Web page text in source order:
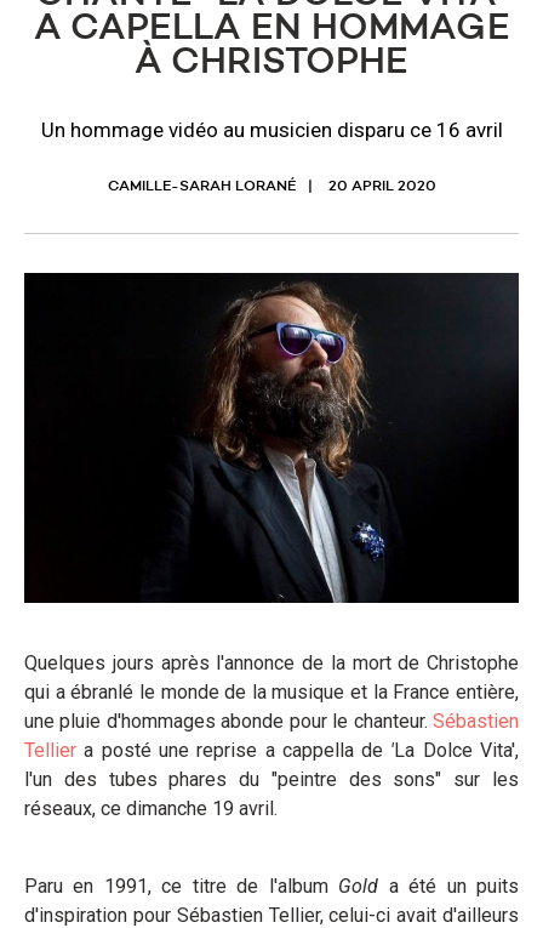
A CAPELLA EN HOMMAGE
À CHRISTOPHE
Un hommage vidéo au musicien disparu ce 16 avril
CAMILLE-SARAH LORANÉ 20 APRIL 2020
Quelques jours après l'annonce de la mort de Christophe
qui a ébranlé le monde de la musique et la France entière,
une pluie d'hommages abonde pour le chanteur. Sébastien
Tellier a posté une reprise a cappella de 'La Dolce Vita',
l'un des tubes phares du "peintre des sons" sur les
réseaux, ce dimanche 19 avril.
Paru en 1991, ce titre de l'album Gold a été un puits
d'inspiration pour Sébastien Tellier, celui-ci avait d'ailleurs